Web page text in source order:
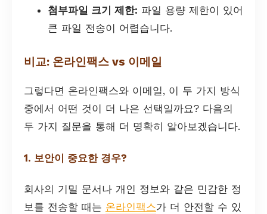
첨부파일 크기 제한: 파일 용량 제한이 있어
큰 파일 전송이 어렵습니다.
비교: 온라인팩스 vs 이메일
그렇다면 온라인팩스와 이메일, 이 두 가지 방식
중에서 어떤 것이 더 나은 선택일까요? 다음의
두 가지 질문을 통해 더 명확히 알아보겠습니다.
1. 보안이 중요한 경우?
회사의 기밀 문서나 개인 정보와 같은 민감한 정
보를 전송할 때는 온라인팩스가 더 안전할 수 있